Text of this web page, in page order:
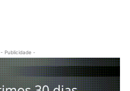
- Publicidade -